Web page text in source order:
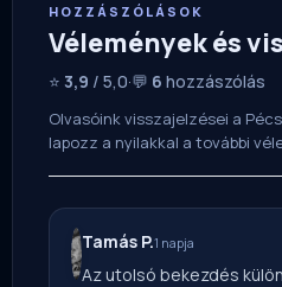
HOZZÁSZÓLÁSOK
Vélemények és
⭐ 3,9 / 5,0·💬 6 hozzászólás
Olvasóink visszajelzései a
lapozz a nyilakkal a további
Tamás P.1 napja
Az utolsó bekezdés